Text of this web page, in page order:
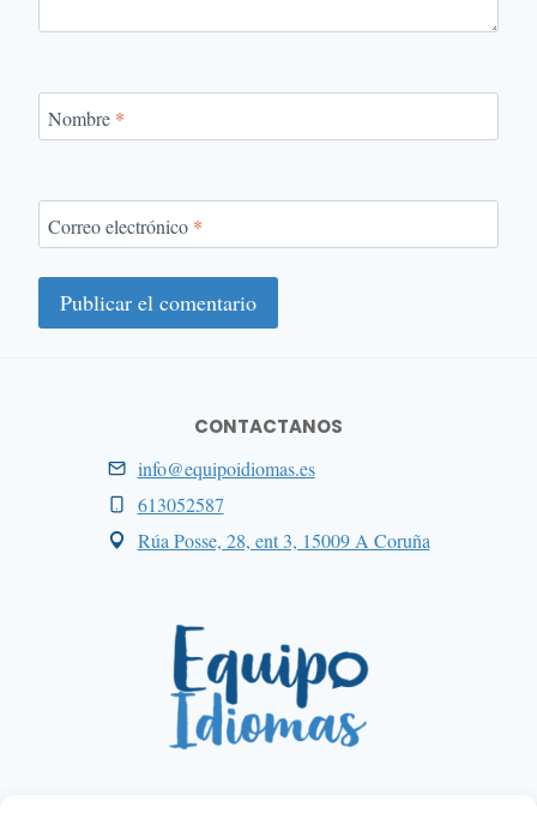
Nombre *
Correo electrónico *
CONTACTANOS
info@equipoidiomas.es
613052587
Rúa Posse, 28, ent 3, 15009 A Coruña